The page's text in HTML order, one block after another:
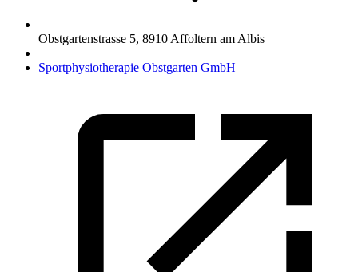
Obstgartenstrasse 5, 8910 Affoltern am Albis
Sportphysiotherapie Obstgarten GmbH